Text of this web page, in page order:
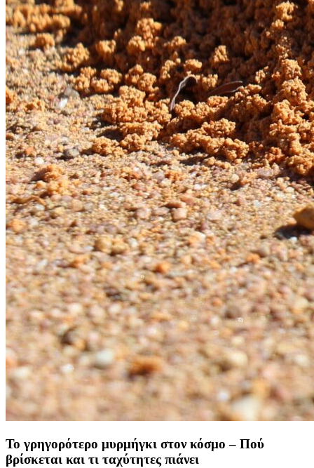
Το γρηγορότερο μυρμήγκι στον κόσμο – Πού
βρίσκεται και τι ταχύτητες πιάνει